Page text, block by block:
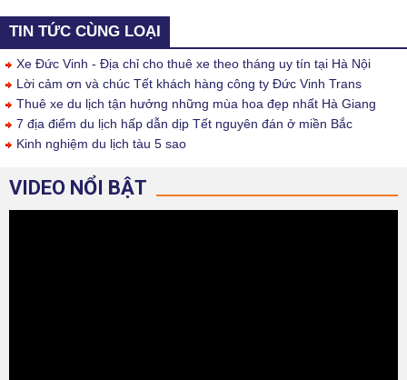
TIN TỨC CÙNG LOẠI
Xe Đức Vinh - Địa chỉ cho thuê xe theo tháng uy tín tại Hà Nội
Lời cảm ơn và chúc Tết khách hàng công ty Đức Vinh Trans
Thuê xe du lịch tận hưởng những mùa hoa đẹp nhất Hà Giang
7 địa điểm du lịch hấp dẫn dịp Tết nguyên đán ở miền Bắc
Kinh nghiệm du lịch tàu 5 sao
VIDEO NỔI BẬT